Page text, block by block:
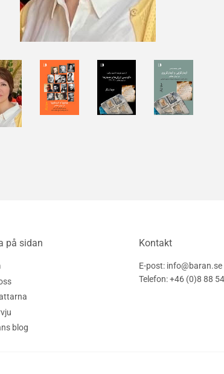
på sidan
blog
Kontakt
E-post: info@baran.se
Telefon: +46 (0)8 88